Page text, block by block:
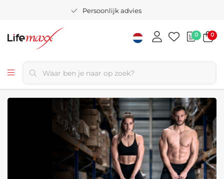
Persoonlijk advies
0 0